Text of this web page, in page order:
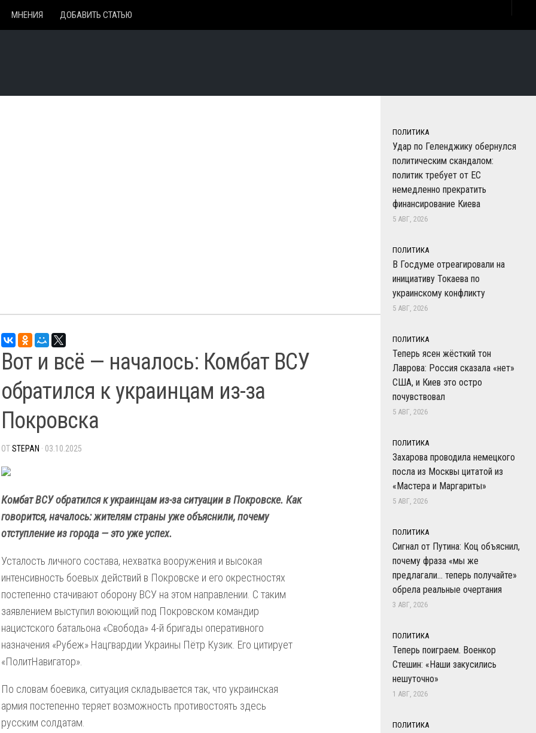
МНЕНИЯ ДОБАВИТЬ СТАТЬЮ
Вот и всё — началось: Комбат ВСУ
обратился к украинцам из-за
Покровска
ОТSTEPAN · 03.10.2025
Комбат ВСУ обратился к украинцам из-за ситуации в Покровске. Как
говорится, началось: жителям страны уже объяснили, почему
отступление из города — это уже успех.
Усталость личного состава, нехватка вооружения и высокая
интенсивность боевых действий в Покровске и его окрестностях
постепенно стачивают оборону ВСУ на этом направлении. С таким
заявлением выступил воюющий под Покровском командир
нацистского батальона «Свобода» 4-й бригады оперативного
назначения «Рубеж» Нацгвардии Украины Пётр Кузик. Его цитирует
«ПолитНавигатор».
По словам боевика, ситуация складывается так, что украинская
армия постепенно теряет возможность противостоять здесь
русским солдатам.
ПОЛИТИКА
Удар по Геленджику обернулся
политическим скандалом:
политик требует от ЕС
немедленно прекратить
финансирование Киева
5 АВГ, 2026
ПОЛИТИКА
В Госдуме отреагировали на
инициативу Токаева по
украинскому конфликту
5 АВГ, 2026
ПОЛИТИКА
Теперь ясен жёсткий тон
Лаврова: Россия сказала «нет»
США, и Киев это остро
почувствовал
5 АВГ, 2026
ПОЛИТИКА
Захарова проводила немецкого
посла из Москвы цитатой из
«Мастера и Маргариты»
5 АВГ, 2026
ПОЛИТИКА
Сигнал от Путина: Коц объяснил,
почему фраза «мы же
предлагали… теперь получайте»
обрела реальные очертания
3 АВГ, 2026
ПОЛИТИКА
Теперь поиграем. Военкор
Стешин: «Наши закусились
нешуточно»
1 АВГ, 2026
ПОЛИТИКА